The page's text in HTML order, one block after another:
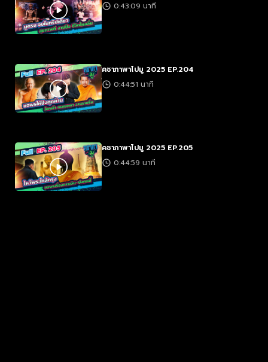
0:43:09 นาที
คชาภาพาไปมู 2025 EP.204
0:44:51 นาที
คชาภาพาไปมู 2025 EP.205
0:44:59 นาที